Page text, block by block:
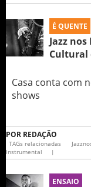
É QUENTE
Jazz
Cultural
Casa conta com
shows
POR REDAÇÃO
TAGs relacionadas
Instrumental
|
ENSAIO